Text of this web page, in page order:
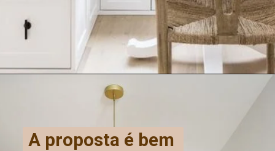
A proposta é bem
A proposta é bem